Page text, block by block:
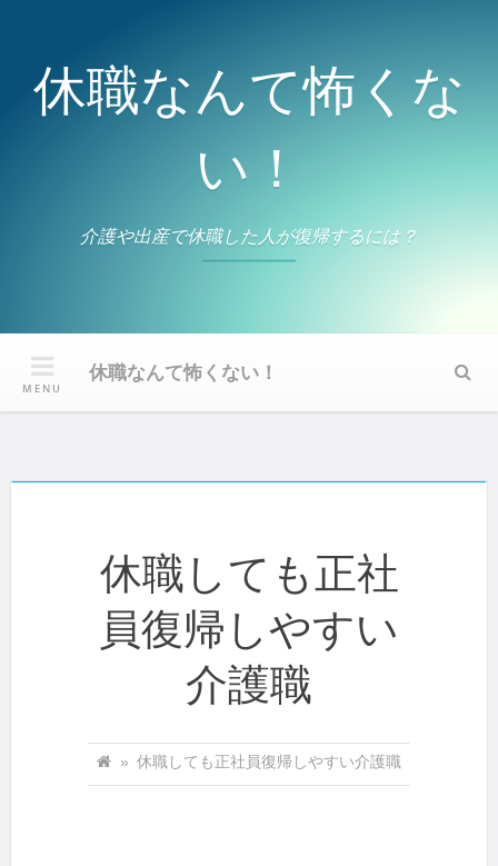
content休職なんて怖くな
い！
介護や出産で休職した人が復帰するには？
休職なんて怖くない！
MENU
休職しても正社
員復帰しやすい
介護職
» 休職しても正社員復帰しやすい介護職